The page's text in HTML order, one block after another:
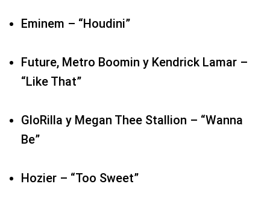
Be”
Kendrick Lamar – “Not Like Us”
Post Malone feat. Morgan Wallen – “I Had